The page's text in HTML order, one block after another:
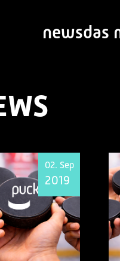
newsdas
02. Sep
2019